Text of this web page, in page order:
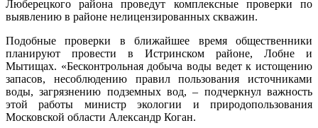
Люберецкого района проведут комплексные проверки по
выявлению в районе нелицензированных скважин.
Подобные проверки в ближайшее время общественники
планируют провести в Истринском районе, Лобне и
Мытищах. «Бесконтрольная добыча воды ведет к истощению
запасов, несоблюдению правил пользования источниками
воды, загрязнению подземных вод, – подчеркнул важность
этой работы министр экологии и природопользования
Московской области Александр Коган.